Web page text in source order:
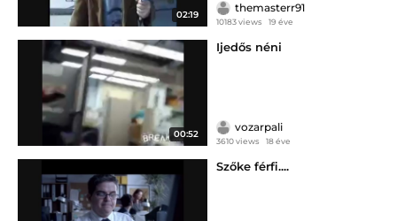
02:19
themasterr91
10183 views 19 éve
00:52
Ijedős néni
vozarpali
3610 views 18 éve
Szőke férfi....